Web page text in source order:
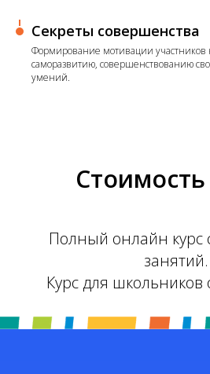
Секреты совершенства
Формирование мотивации участников
саморазвитию, совершенствованию
умений.
Стоимость
Полный онлайн курс
занятий.
Курс для школьников